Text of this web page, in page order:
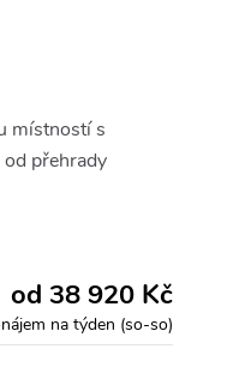
místností s
přehrady
od 38 920 Kč
na týden (so-so)